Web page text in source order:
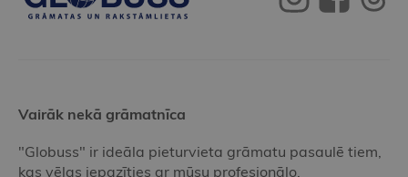
Vairāk nekā grāmatnīca
"Globuss" ir ideāla pieturvieta grāmatu pasaulē tiem,
kas vēlas iepazīties ar mūsu profesionālo,